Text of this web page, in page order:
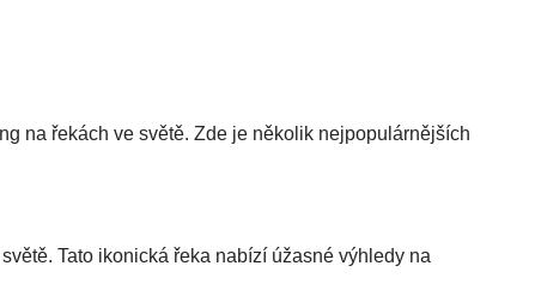
na řekách ve světě. Zde je několik nejpopulárnějších
Tato ikonická řeka nabízí úžasné výhledy na